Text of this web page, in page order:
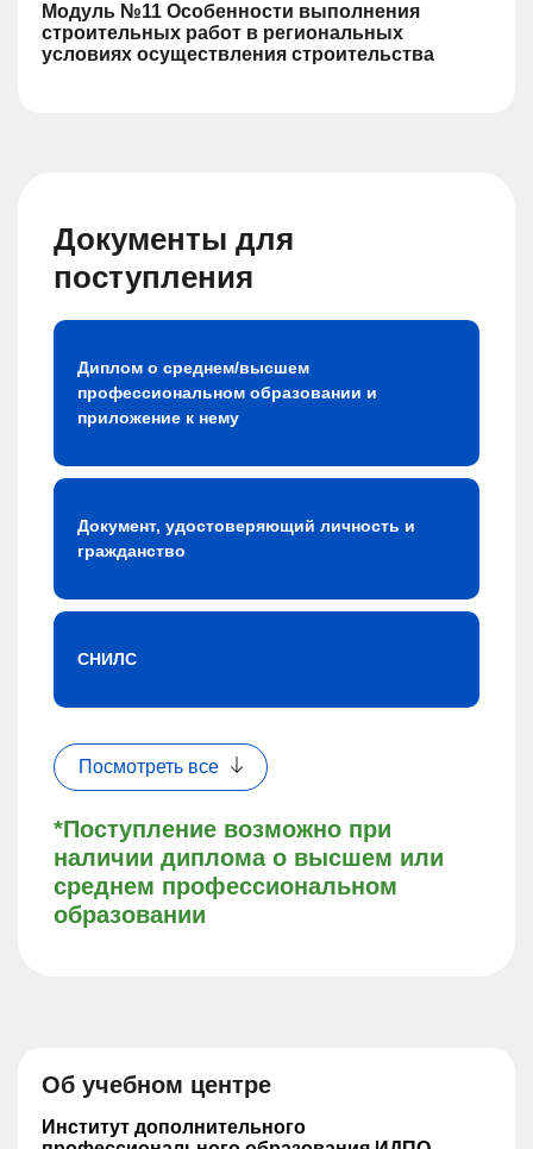
Модуль №11 Особенности выполнения
строительных работ в региональных
условиях осуществления строительства
Документы для
поступления
*Поступление возможно при
наличии диплома о высшем или
среднем профессиональном
образовании
Диплом о среднем/высшем
профессиональном образовании и
приложение к нему
Документ, удостоверяющий личность и
гражданство
СНИЛС
Посмотреть все
Об учебном центре
Институт дополнительного